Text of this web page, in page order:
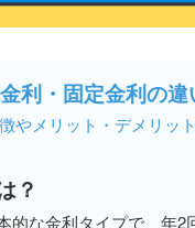
利・固定金利の違
やメリット・デメリッ
？
的な金利タイプで、年2